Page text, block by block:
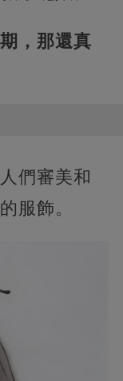
，那還真
們審美和
服飾。